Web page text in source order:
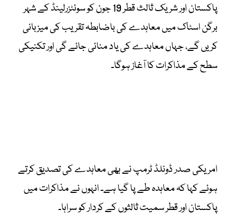
پاکستان اور شریک ثالث قطر 19 جون کو سوئٹزرلینڈ کے شہر
برگن اسٹاک میں معاہدے کی باضابطہ تقریب کی میزبانی
کریں گے، جہاں معاہدے کی یاد منائی جائے گی اور تکنیکی
سطح کے مذاکرات کا آغاز ہوگا۔
امریکی صدر ڈونلڈ ٹرمپ نے بھی معاہدے کی تصدیق کرتے
ہوئے کہا کہ معاہدہ طے پا گیا ہے۔ انہوں نے مذاکرات میں
پاکستان اور قطر سمیت ثالثوں کے کردار کو سراہا۔